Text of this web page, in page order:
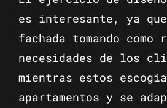
es interesante, ya
fachada tomando
necesidades de los
mientras estos
apartamentos y se